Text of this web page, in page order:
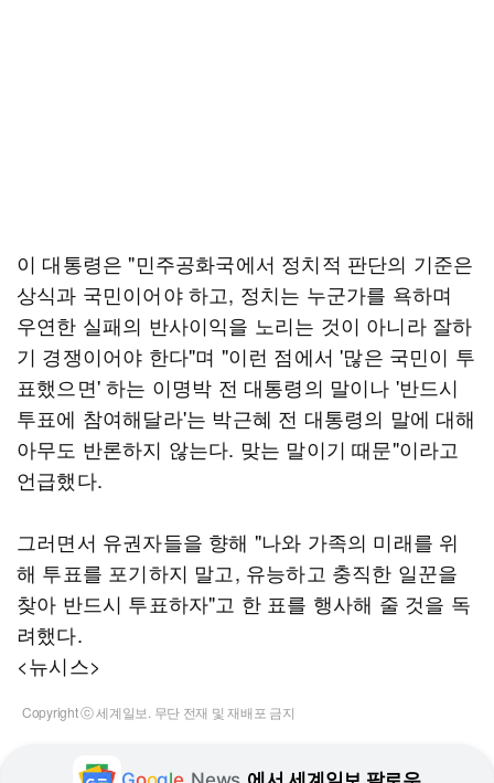
이 대통령은 "민주공화국에서 정치적 판단의 기준은
상식과 국민이어야 하고, 정치는 누군가를 욕하며
우연한 실패의 반사이익을 노리는 것이 아니라 잘하
기 경쟁이어야 한다"며 "이런 점에서 '많은 국민이 투
표했으면' 하는 이명박 전 대통령의 말이나 '반드시
투표에 참여해달라'는 박근혜 전 대통령의 말에 대해
아무도 반론하지 않는다. 맞는 말이기 때문"이라고
언급했다.
그러면서 유권자들을 향해 "나와 가족의 미래를 위
해 투표를 포기하지 말고, 유능하고 충직한 일꾼을
찾아 반드시 투표하자"고 한 표를 행사해 줄 것을 독
려했다.
<뉴시스>
Copyright ⓒ 세계일보. 무단 전재 및 재배포 금지